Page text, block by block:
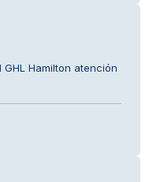
Hamilton atención